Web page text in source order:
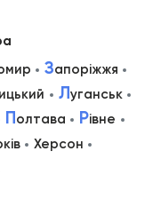
Запоріжжя
Луганськ
Полтава Рівне
Херсон